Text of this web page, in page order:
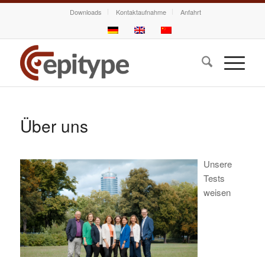
Downloads Kontaktaufnahme Anfahrt
Über uns
Unsere
Tests
weisen